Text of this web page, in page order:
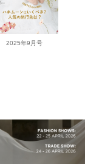
2025年9月号